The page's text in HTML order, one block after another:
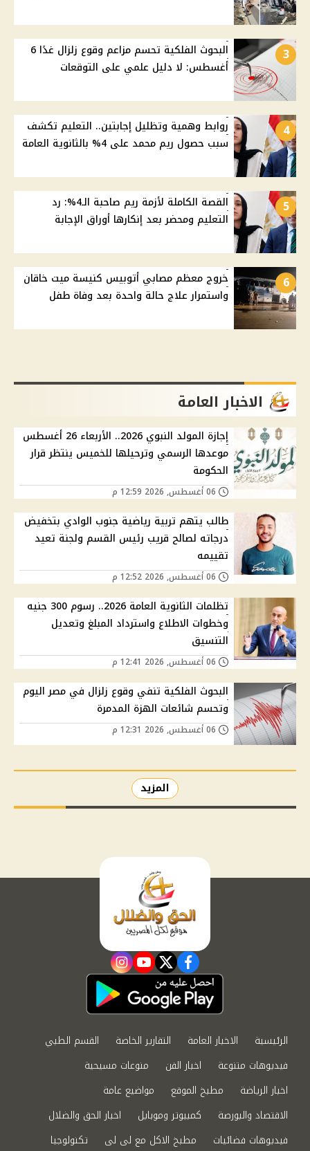
3
البحوث الفلكية تحسم مزاعم وقوع زلزال غدًا 6
أغسطس: لا دليل علمي على التوقعات
4
روابط وهمية وتظليل إجابتين.. التعليم تكشف
سبب حصول ريم محمد على 4% بالثانوية العامة
5
القصة الكاملة لأزمة ريم صاحبة الـ4%: رد
التعليم ومحضر بعد إنكارها أوراق الإجابة
6
خروج معظم مصابي أتوبيس كنيسة ميت خاقان
واستمرار علاج حالة واحدة بعد وفاة طفل
الاخبار العامة
إجازة المولد النبوي 2026.. الأربعاء 26 أغسطس
موعدها الرسمي وترحيلها للخميس ينتظر قرار
الحكومة
طالب يتهم تربية رياضية جنوب الوادي بتخفيض
درجاته لصالح قريب رئيس القسم ولجنة تعيد
تقييمه
تظلمات الثانوية العامة 2026.. رسوم 300 جنيه
وخطوات الاطلاع واسترداد المبلغ وتعديل
التنسيق
البحوث الفلكية تنفي وقوع زلزال في مصر اليوم
وتحسم شائعات الهزة المدمرة
المزيد
facebook
twitter
youtube
instagram
الرئيسية الاخبار العامة التقارير الخاصة
القسم الطبي
فيديوهات متنوعة
اخبار الفن
منوعات مسيحية
اخبار الرياضة
مطبخ الموقع
مواضيع عامة
الاقتصاد والبورصة
كمبيوتر وموبايل
اخبار الحق والضلال
فيديوهات فضائيات
مطبخ الاكل مع لى لى تكنولوجيا